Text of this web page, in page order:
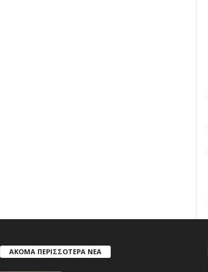
ΑΚΟΜΑ ΠΕΡΙΣΣΟΤΕΡΑ ΝΕΑ